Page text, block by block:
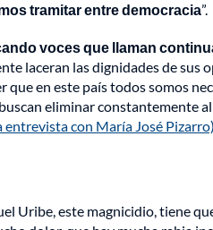
tramitar entre democracia”.
voces que llaman
laceran las dignidades de sus
en este país todos somos
eliminar constantemente
entrevista con María José Pizarro)
Uribe, este magnicidio, tiene